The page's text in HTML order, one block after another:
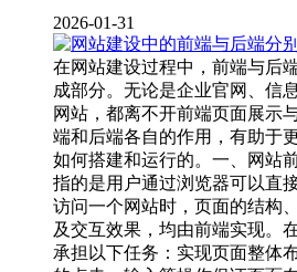
2026-01-31
在网站建设过程中，前端与后
成部分。无论是企业官网、信
网站，都离不开前端页面展示
端和后端各自的作用，有助于
如何搭建和运行的。一、网站
指的是用户通过浏览器可以直
访问一个网站时，页面的结构
及交互效果，均由前端实现。
承担以下任务：实现页面整体